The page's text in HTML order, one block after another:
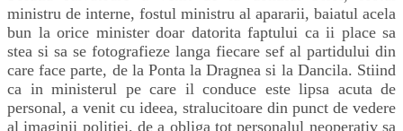
ministru de interne, fostul ministru al apararii, baiatul acela
bun la orice minister doar datorita faptului ca ii place sa
stea si sa se fotografieze langa fiecare sef al partidului din
care face parte, de la Ponta la Dragnea si la Dancila. Stiind
ca in ministerul pe care il conduce este lipsa acuta de
personal, a venit cu ideea, stralucitoare din punct de vedere
al imaginii politiei, de a obliga tot personalul neoperativ sa